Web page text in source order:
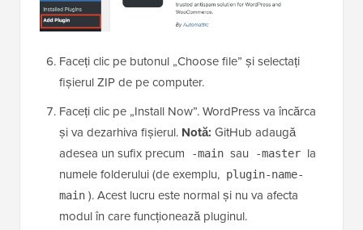
Faceți clic pe butonul „Choose file” și selectați
fișierul ZIP de pe computer.
Faceți clic pe „Install Now”. WordPress va încărca
și va dezarhiva fișierul. Notă: GitHub adaugă
adesea un sufix precum
-main sau -master la
numele folderului (de exemplu, plugin-name-
main ). Acest lucru este normal și nu va afecta
modul în care funcționează pluginul.